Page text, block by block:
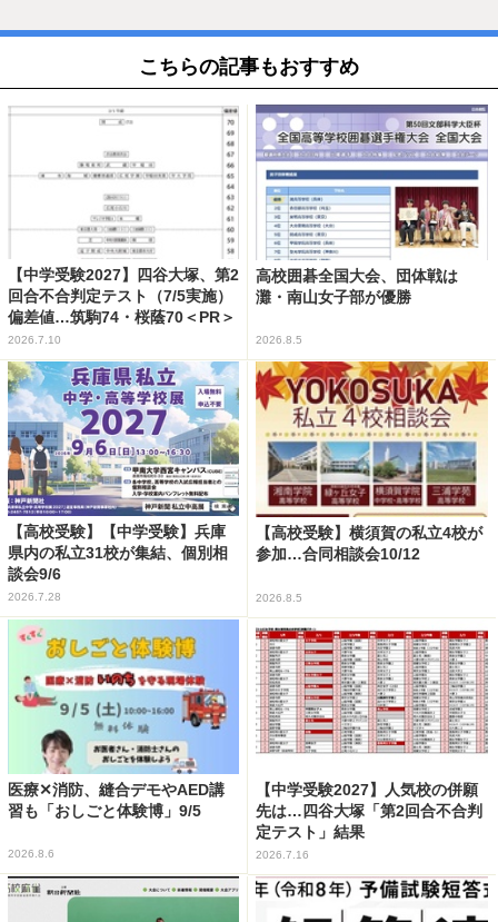
こちらの記事もおすすめ
【中学受験2027】四谷大塚、第2
回合不合判定テスト（7/5実施）
偏差値…筑駒74・桜蔭70＜PR＞
2026.7.10
高校囲碁全国大会、団体戦は
灘・南山女子部が優勝
2026.8.5
【高校受験】【中学受験】兵庫
県内の私立31校が集結、個別相
談会9/6
2026.7.28
【高校受験】横須賀の私立4校が
参加…合同相談会10/12
2026.8.5
医療✕消防、縫合デモやAED講
習も「おしごと体験博」9/5
2026.8.6
【中学受験2027】人気校の併願
先は…四谷大塚「第2回合不合判
定テスト」結果
2026.7.16